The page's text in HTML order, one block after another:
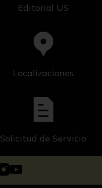
Editorial US
Localizaciones
Solicitud de Servicio